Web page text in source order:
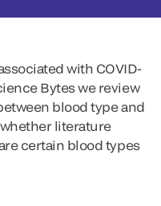
with COVID-
Bytes we review
blood type and
literature
certain blood types